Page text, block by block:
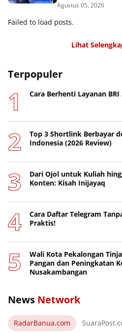
Agustus 05, 2026
Failed to load posts.
Lihat
Terpopuler
Cara Berhenti Layanan
Top 3 Shortlink Berbayar
Indonesia (2026 Review)
Dari Ojol untuk Kuliah
Konten: Kisah Inijayaq
Cara Daftar Telegram
Praktis!
Wali Kota Pekalongan
Pangan dan Peningkatan
Nusakambangan
News Network
RadarBanua.com